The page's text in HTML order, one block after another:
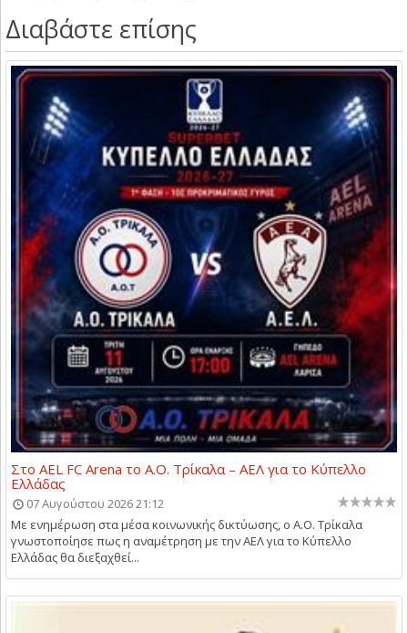
Διαβάστε επίσης
Στο AEL FC Arena το Α.Ο. Τρίκαλα – ΑΕΛ για το Κύπελλο
Ελλάδας
07 Αυγούστου 2026 21:12
Με ενημέρωση στα μέσα κοινωνικής δικτύωσης, ο Α.Ο. Τρίκαλα
γνωστοποίησε πως η αναμέτρηση με την ΑΕΛ για το Κύπελλο
Ελλάδας θα διεξαχθεί...